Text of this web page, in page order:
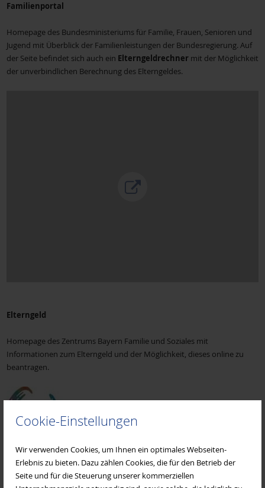
Cookie-Einstellungen
Wir verwenden Cookies, um Ihnen ein optimales Webseiten-
Erlebnis zu bieten. Dazu zählen Cookies, die für den Betrieb der
Seite und für die Steuerung unserer kommerziellen
Familienportal
Homepage des Bundesministeriums für Familie, Frauen, Senioren und
Jugend mit Überblick der Familienleistungen der Bundesregierung. Auf
der Seite befindet sich auch ein Elterngeldrechnermit der Möglichkeit
der unverbindlichen Berechnung des Elterngeldes.
Elterngeld
Homepage des Zentrums Bayern Familie und Soziales mit
Informationen zum Elterngeld und der Möglichkeit, dieses online zu
beantragen.